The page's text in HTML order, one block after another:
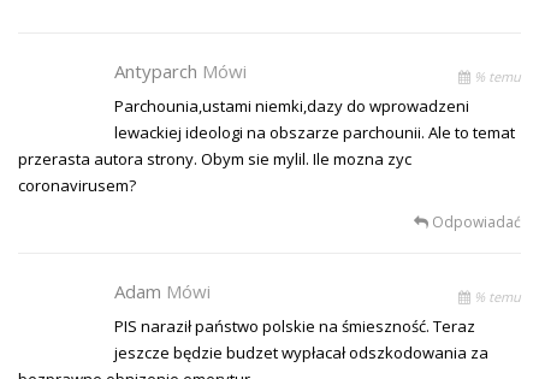
Antyparch Mówi % temu
Parchounia,ustami niemki,dazy do wprowadzeni
lewackiej ideologi na obszarze parchounii. Ale to temat
przerasta autora strony. Obym sie mylil. Ile mozna zyc
coronavirusem?
Odpowiadać
Adam Mówi % temu
PIS naraził państwo polskie na śmieszność. Teraz
jeszcze będzie budzet wypłacał odszkodowania za